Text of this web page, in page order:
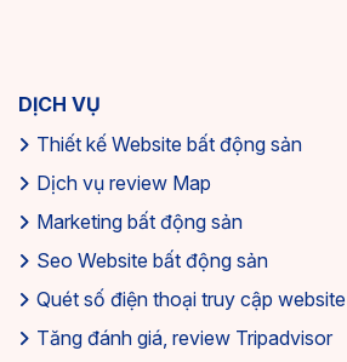
DỊCH VỤ
Thiết kế Website bất động sản
Dịch vụ review Map
Marketing bất động sản
Seo Website bất động sản
Quét số điện thoại truy cập website
Tăng đánh giá, review Tripadvisor